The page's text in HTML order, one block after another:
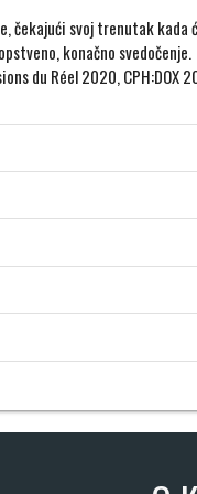
čekajući svoj trenutak kada
konačno svedočenje.
du Réel 2020, CPH:DOX